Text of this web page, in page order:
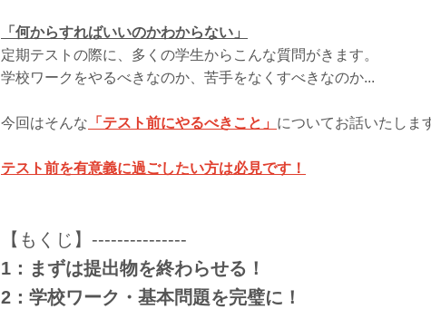
「何からすればいいのかわからない」
定期テストの際に、多くの学生からこんな質問がきます。
学校ワークをやるべきなのか、苦手をなくすべきなのか...
今回はそんな 「テスト前にやるべきこと」 についてお話いたしま
テスト前を有意義に過ごしたい方は必見です！
【もくじ】---------------
1：まずは提出物を終わらせる！
2：学校ワーク・基本問題を完璧に！